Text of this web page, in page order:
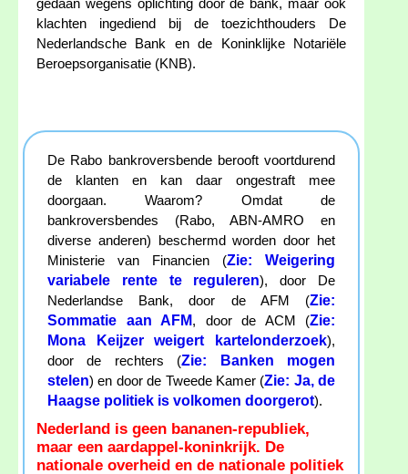
gedaan wegens oplichting door de bank, maar ook
klachten ingediend bij de toezichthouders De
Nederlandsche Bank en de Koninklijke Notariële
Beroepsorganisatie (KNB).
De Rabo bankroversbende berooft voortdurend
de klanten en kan daar ongestraft mee
doorgaan. Waarom? Omdat de
bankroversbendes (Rabo, ABN-AMRO en
diverse anderen) beschermd worden door het
Ministerie van Financien (Zie: Weigering
variabele rente te reguleren), door De
Nederlandse Bank, door de AFM (Zie:
Sommatie aan AFM, door de ACM (Zie:
Mona Keijzer weigert kartelonderzoek),
door de rechters (Zie: Banken mogen
stelen) en door de Tweede Kamer (Zie: Ja, de
Haagse politiek is volkomen doorgerot).
Nederland is geen bananen-republiek,
maar een aardappel-koninkrijk. De
nationale overheid en de nationale politiek